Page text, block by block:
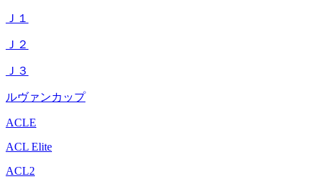
Ｊ１
Ｊ２
Ｊ３
ルヴァンカップ
ACLE
ACL Elite
ACL2